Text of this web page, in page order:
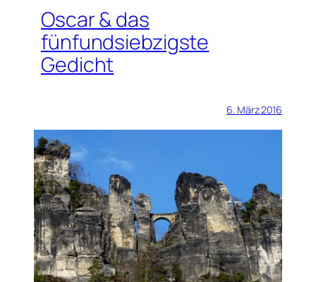
Oscar & das
fünfundsiebzigste
Gedicht
6. März 2016